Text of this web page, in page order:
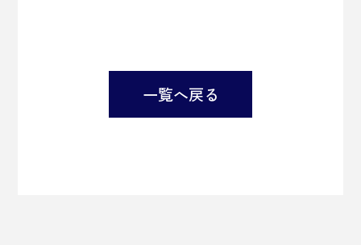
一覧へ戻る